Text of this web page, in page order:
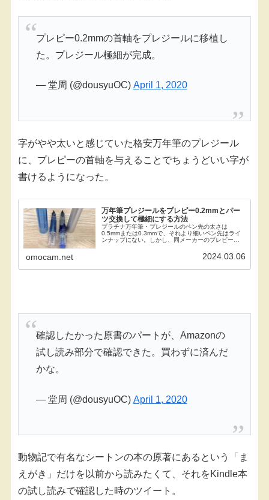
プレピー0.2mmの首軸をプレジールに移植し
た。プレジール極細が完成。
— 堂周 (@dousyuOC) April 1, 2020
字がやや太いと感じていた格安万年筆のプレジール
に、プレピーの首軸を与えることでちょうどいい字が
書けるようになった。
万年筆プレジールをプレピー0.2mmとパー
ツ交換して極細にする方法
プラチナ万年筆・プレジールのペン先の太さは
0.5mmまたは0.3mmで、それより細いペン先はライ
ンナップにない。しかし、同メーカーのプレピーに
てこの両者には、首軸まるごとの互換性があり、付
omocam.net 2024.03.06
確認したかった原書のパートが、Amazonの
試し読み部分で確認できた。買わずに済んだ
かな。
— 堂周 (@dousyuOC) April 1, 2020
動物記で有名なシートンの本の原著にあるという「ま
えがき」だけを以前から読みたくて、それをKindle本
の試し読みで確認した時のツイート。